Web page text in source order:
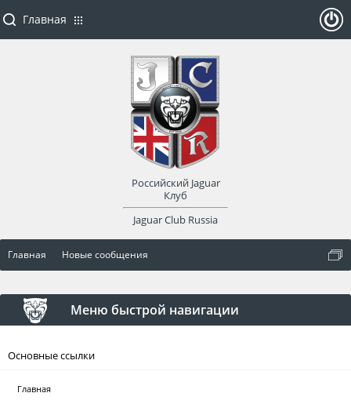
Главная Новые сообщения
Меню быстрой навигации
Основные ссылки
Главная
Главная
Российский Jaguar
Клуб
Jaguar Club Russia
оват